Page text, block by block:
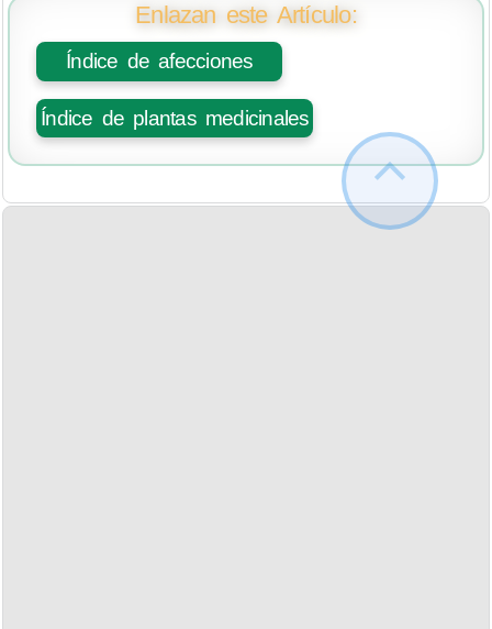
Enlazan este Artículo:
Índice de afecciones
Índice de plantas medicinales